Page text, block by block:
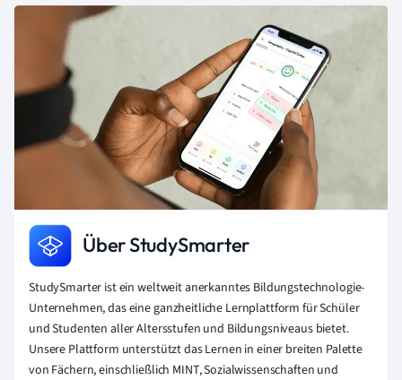
Über StudySmarter
StudySmarter ist ein weltweit anerkanntes Bildungstechnologie-
Unternehmen, das eine ganzheitliche Lernplattform für Schüler
und Studenten aller Altersstufen und Bildungsniveaus bietet.
Unsere Plattform unterstützt das Lernen in einer breiten Palette
von Fächern, einschließlich MINT, Sozialwissenschaften und